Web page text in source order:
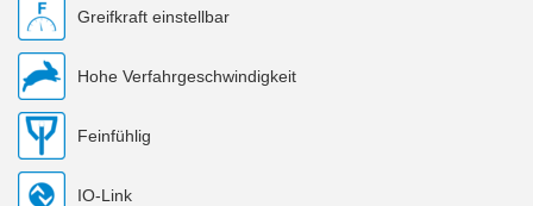
Greifkraft einstellbar
Hohe Verfahrgeschwindigkeit
Feinfühlig
IO-Link